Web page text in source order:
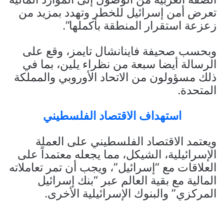
تعرض أمن إسرائيل للخطر وتهدد بمزيد من
زعزعة استقرار المنطقة بأكملها”.
وبحسب صحيفة فاينانشال تايمز، وقع على
الرسالة أيضا سبعة من نظراء يلين، بما في
ذلك مسؤولون من الاتحاد الأوروبي والمملكة
المتحدة.
استهداف الاقتصاد الفلسطيني
ويعتمد الاقتصاد الفلسطيني على العملة
الإسرائيلية، الشيكل، مما يجعله معتمداً على
العلاقات مع “إسرائيل”، ويجب أن تمر تعاملاته
المالية مع بقية العالم عبر “بنك إسرائيل
المركزي” والبنوك الإسرائيلية الأخرى.